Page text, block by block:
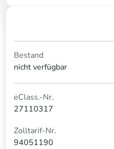
Bestand
nicht verfügbar
eClass.-Nr.
27110317
Zolltarif-Nr.
94051190